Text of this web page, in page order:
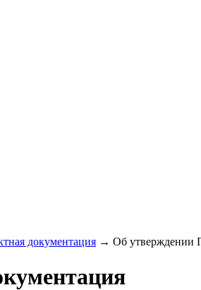
документация → Об утверждении